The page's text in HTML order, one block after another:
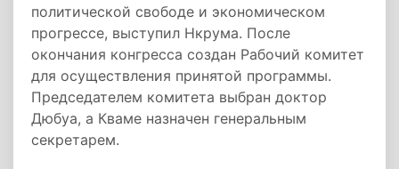
политической свободе и экономическом
прогрессе, выступил Нкрума. После
окончания конгресса создан Рабочий комитет
для осуществления принятой программы.
Председателем комитета выбран доктор
Дюбуа, а Кваме назначен генеральным
секретарем.